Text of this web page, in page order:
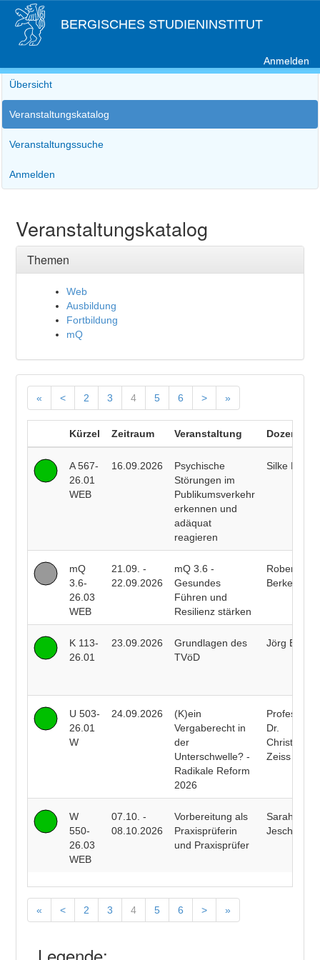
BERGISCHES STUDIENINSTITUT
Anmelden
Übersicht
Veranstaltungskatalog
Veranstaltungssuche
Anmelden
Veranstaltungskatalog
Themen
Web
Ausbildung
Fortbildung
mQ
« < 2 3 4 5 6 > »
Kürzel Zeitraum Veranstaltung Dozent/in
A 567-
26.01
WEB
16.09.2026
Psychische
Störungen im
Publikumsverkehr
erkennen und
adäquat
reagieren
Silke
mQ
3.6-
26.03
WEB
21.09. -
22.09.2026
mQ 3.6 -
Gesundes
Führen und
Resilienz stärken
Robert
K 113-
26.01
23.09.2026
Grundlagen des
TVöD
Jörg Beier
U 503-
26.01
W
24.09.2026
(K)ein
Vergaberecht in
der
Unterschwelle? -
Radikale Reform
2026
Professor
Dr.
Christopher
Zeiss
W
550-
26.03
WEB
07.10. -
08.10.2026
Vorbereitung als
Praxisprüferin
und Praxisprüfer
Sarah
Jeschke
« < 2 3 4 5 6 > »